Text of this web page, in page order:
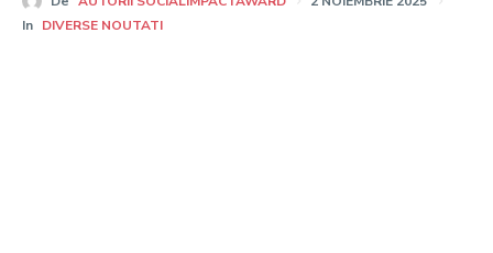
In DIVERSE NOUTATI